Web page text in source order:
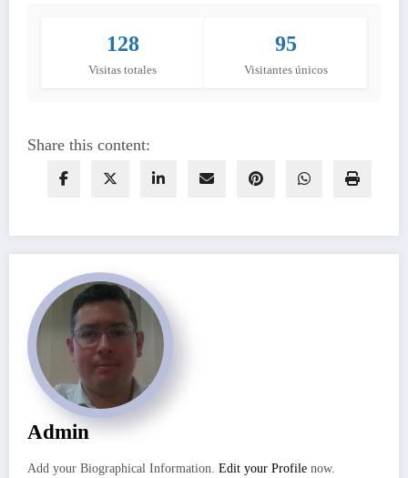
128
Visitas totales
95
Visitantes únicos
Share this content:
Admin
Add your Biographical Information. Edit your Profile now.